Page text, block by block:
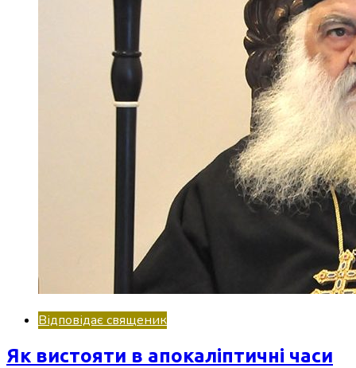
Відповідає священик
Як вистояти в апокаліптичні часи